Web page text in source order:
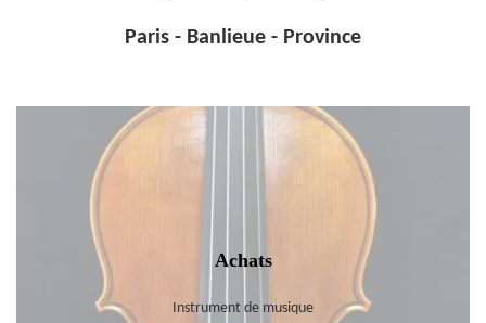
Paris - Banlieue - Province
Achats
Instrument de musique